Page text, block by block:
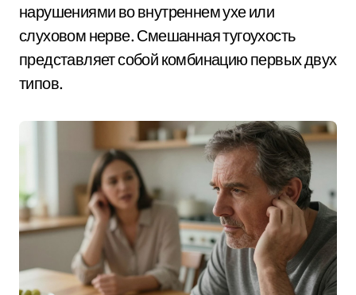
нарушениями во внутреннем ухе или
слуховом нерве. Смешанная тугоухость
представляет собой комбинацию первых двух
типов.